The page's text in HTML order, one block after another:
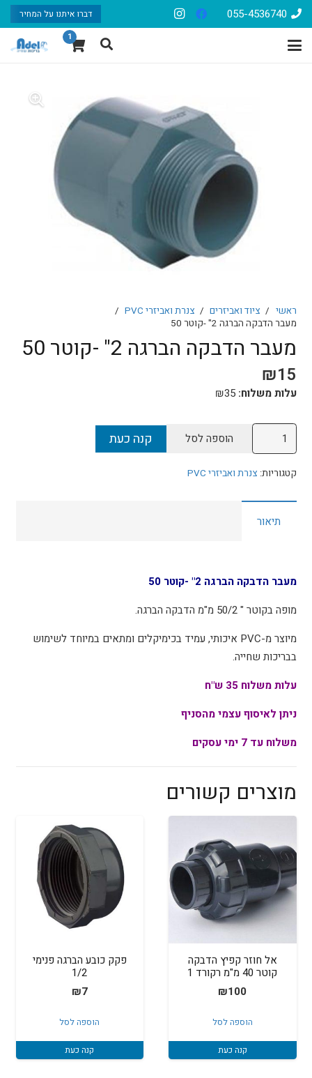
055-4536740 דברו איתנו על המחיר
1
ראשי / ציוד ואביזרים / צנרת ואביזרי PVC
/
מעבר הדבקה הברגה 2" -קוטר 50
מעבר הדבקה הברגה 2" -קוטר 50
₪15
עלות משלוח: ₪35
כמות
של
מעבר
הברגה
50
הוספה לסל קנה כעת
קטגוריות: צנרת ואביזרי PVC
תיאור
מעבר הדבקה הברגה 2" -קוטר 50
מופה בקוטר " 50/2 מ"מ הדבקה הברגה.
מיוצר מ-PVC איכותי, עמיד בכימיקלים ומתאים במיוחד לשימוש
בבריכות שחייה.
עלות משלוח 35 ש"ח
ניתן לאיסוף עצמי מהסניף
משלוח עד 7 ימי עסקים
מוצרים קשורים
אל חוזר קפיץ הדבקה
קוטר 40 מ"מ רקורד 1
₪100
הוספה לסל
קנה כעת
פקק כובע הברגה פנימי
1/2
₪7
הוספה לסל
קנה כעת